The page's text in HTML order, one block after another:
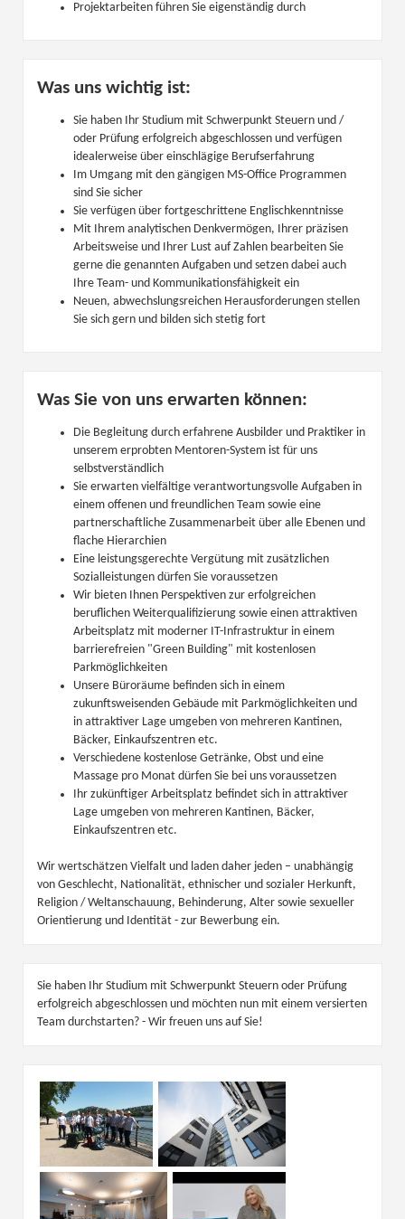
Projektarbeiten führen Sie eigenständig durch
Was uns wichtig ist:
Sie haben Ihr Studium mit Schwerpunkt Steuern und /
oder Prüfung erfolgreich abgeschlossen und verfügen
idealerweise über einschlägige Berufserfahrung
Im Umgang mit den gängigen MS-Office Programmen
sind Sie sicher
Sie verfügen über fortgeschrittene Englischkenntnisse
Mit Ihrem analytischen Denkvermögen, Ihrer präzisen
Arbeitsweise und Ihrer Lust auf Zahlen bearbeiten Sie
gerne die genannten Aufgaben und setzen dabei auch
Ihre Team- und Kommunikationsfähigkeit ein
Neuen, abwechslungsreichen Herausforderungen stellen
Sie sich gern und bilden sich stetig fort
Was Sie von uns erwarten können:
Die Begleitung durch erfahrene Ausbilder und Praktiker in
unserem erprobten Mentoren-System ist für uns
selbstverständlich
Sie erwarten vielfältige verantwortungsvolle Aufgaben in
einem offenen und freundlichen Team sowie eine
partnerschaftliche Zusammenarbeit über alle Ebenen und
flache Hierarchien
Eine leistungsgerechte Vergütung mit zusätzlichen
Sozialleistungen dürfen Sie voraussetzen
Wir bieten Ihnen Perspektiven zur erfolgreichen
beruflichen Weiterqualifizierung sowie einen attraktiven
Arbeitsplatz mit moderner IT-Infrastruktur in einem
barrierefreien "Green Building" mit kostenlosen
Parkmöglichkeiten
Unsere Büroräume befinden sich in einem
zukunftsweisenden Gebäude mit Parkmöglichkeiten und
in attraktiver Lage umgeben von mehreren Kantinen,
Bäcker, Einkaufszentren etc.
Verschiedene kostenlose Getränke, Obst und eine
Massage pro Monat dürfen Sie bei uns voraussetzen
Ihr zukünftiger Arbeitsplatz befindet sich in attraktiver
Lage umgeben von mehreren Kantinen, Bäcker,
Einkaufszentren etc.
Wir wertschätzen Vielfalt und laden daher jeden – unabhängig
von Geschlecht, Nationalität, ethnischer und sozialer Herkunft,
Religion / Weltanschauung, Behinderung, Alter sowie sexueller
Orientierung und Identität - zur Bewerbung ein.
Sie haben Ihr Studium mit Schwerpunkt Steuern oder Prüfung
erfolgreich abgeschlossen und möchten nun mit einem versierten
Team durchstarten? - Wir freuen uns auf Sie!